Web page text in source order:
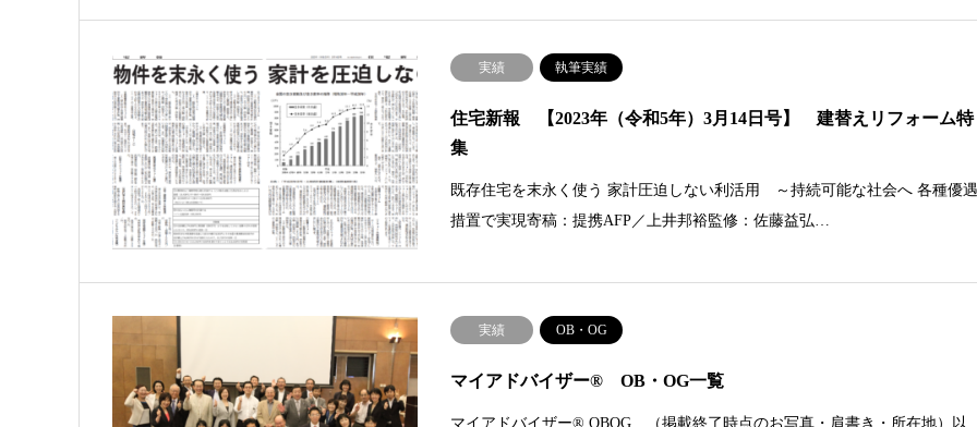
実績 執筆実績
住宅新報 【2023年（令和5年）3月14日号】 建替えリフォーム特
集
既存住宅を末永く使う 家計圧迫しない利活用 ～持続可能な社会へ 各種優
措置で実現寄稿：提携AFP／上井邦裕監修：佐藤益弘…
実績 OB・OG
マイアドバイザー® OB・OG一覧
マイアドバイザー® OBOG （掲載終了時点のお写真・肩書き・所在地）以